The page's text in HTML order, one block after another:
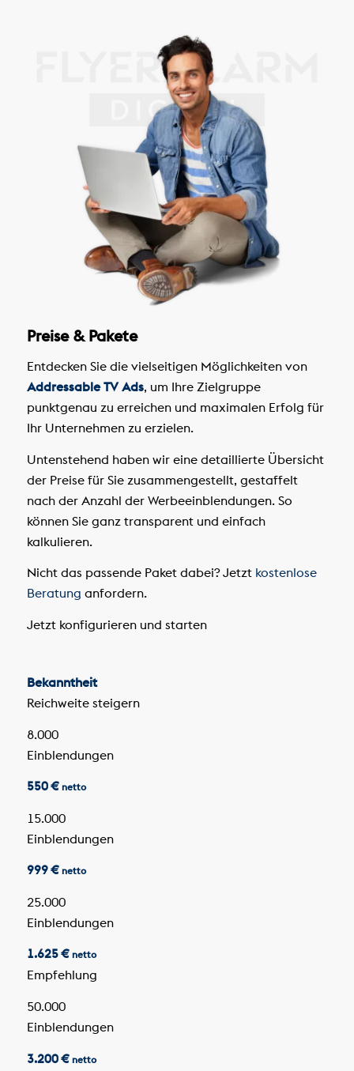
Preise & Pakete
Entdecken Sie die vielseitigen Möglichkeiten von
Addressable TV Ads, um Ihre Zielgruppe
punktgenau zu erreichen und maximalen Erfolg für
Ihr Unternehmen zu erzielen.
Untenstehend haben wir eine detaillierte Übersicht
der Preise für Sie zusammengestellt, gestaffelt
nach der Anzahl der Werbeeinblendungen. So
können Sie ganz transparent und einfach
kalkulieren.
Nicht das passende Paket dabei? Jetzt kostenlose
Beratung anfordern.
Jetzt konfigurieren und starten
Bekanntheit
Reichweite steigern
8.000
Einblendungen
550 € netto
15.000
Einblendungen
999 € netto
25.000
Einblendungen
1.625 € netto
Empfehlung
50.000
Einblendungen
3.200 € netto